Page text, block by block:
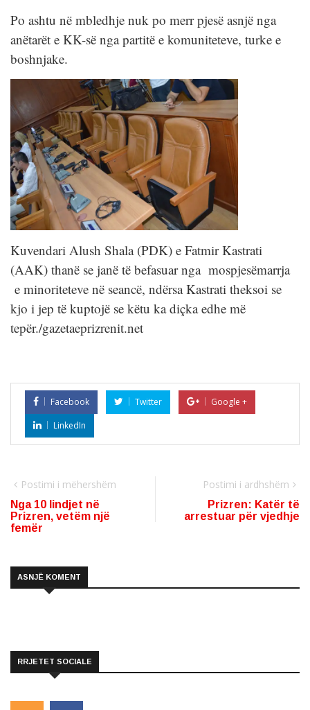
Po ashtu në mbledhje nuk po merr pjesë asnjë nga
anëtarët e KK-së nga partitë e komuniteteve, turke e
boshnjake.
Kuvendari Alush Shala (PDK) e Fatmir Kastrati
(AAK) thanë se janë të befasuar nga mospjesëmarrja
e minoriteteve në seancë, ndërsa Kastrati theksoi se
kjo i jep të kuptojë se këtu ka diçka edhe më
tepër./gazetaeprizrenit.net
Facebook Twitter
Google +
LinkedIn
Postimi i mëhershëm
Nga 10 lindjet në
Prizren, vetëm një
femër
Postimi i ardhshëm
Prizren: Katër të
arrestuar për vjedhje
ASNJË KOMENT
RRJETET SOCIALE